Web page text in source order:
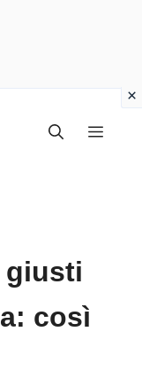
Menu
giusti
così